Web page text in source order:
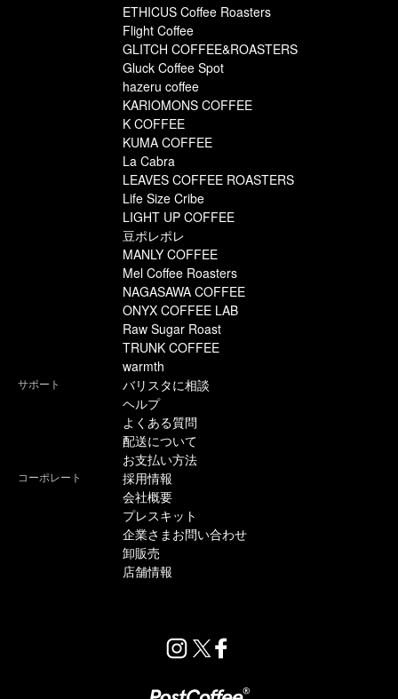
ETHICUS Coffee Roasters
Flight Coffee
GLITCH COFFEE&ROASTERS
Gluck Coffee Spot
hazeru coffee
KARIOMONS COFFEE
K COFFEE
KUMA COFFEE
La Cabra
LEAVES COFFEE ROASTERS
Life Size Cribe
LIGHT UP COFFEE
豆ポレポレ
MANLY COFFEE
Mel Coffee Roasters
NAGASAWA COFFEE
ONYX COFFEE LAB
Raw Sugar Roast
TRUNK COFFEE
warmth
サポート
バリスタに相談
ヘルプ
よくある質問
配送について
お支払い方法
コーポレート
採用情報
会社概要
プレスキット
企業さまお問い合わせ
卸販売
店舗情報